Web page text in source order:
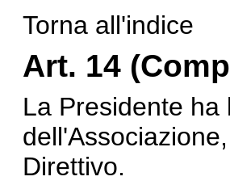
Torna all'indice
Art. 14 (
La Presidente
Direttivo.